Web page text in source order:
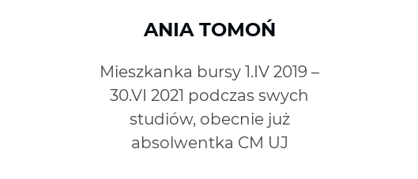
ANIA TOMOŃ
Mieszkanka bursy 1.IV 2019 –
30.VI 2021 podczas swych
studiów, obecnie już
absolwentka CM UJ